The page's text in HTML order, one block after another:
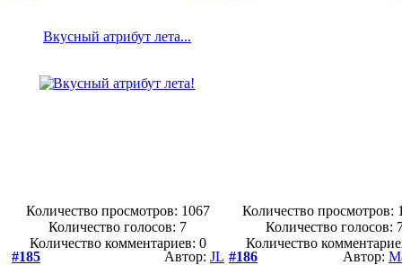
Вкусный атрибут лета...
Количество просмотров: 1067
Количество голосов: 7
Количество комментариев: 0
Количество просмотров:
Количество голосов:
Количество
#185
Автор: JL #186 Автор: